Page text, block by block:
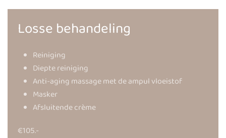
Losse behandeling
Reiniging
Diepte reiniging
Anti-aging massage met de ampul vloeistof
Masker
Afsluitende crème
€105.-